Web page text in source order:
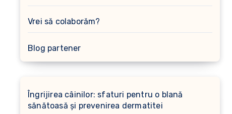
Vrei să colaborăm?
Blog partener
Îngrijirea câinilor: sfaturi pentru o blană
sănătoasă și prevenirea dermatitei